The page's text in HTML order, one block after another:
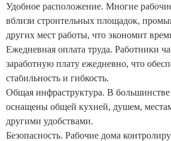
Удобное расположение. Многие
вблизи строительных площадок,
других мест работы, что экономит
Ежедневная оплата труда. Работники
заработную плату ежедневно, что
стабильность и гибкость.
Общая инфраструктура. В большинстве
оснащены общей кухней, душем,
другими удобствами.
Безопасность. Рабочие дома